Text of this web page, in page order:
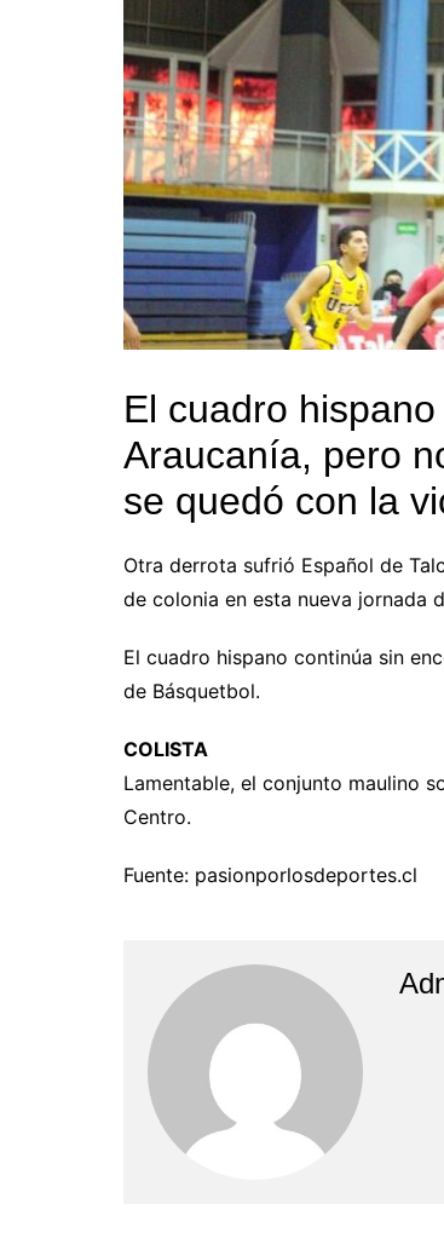
El cuadro
Araucanía, pero
se quedó con la
Otra derrota sufrió Español de
de colonia en esta nueva jornada
El cuadro hispano continúa sin
de Básquetbol.
COLISTA
Lamentable, el conjunto maulino
Centro.
Fuente: pasionporlosdeportes.cl